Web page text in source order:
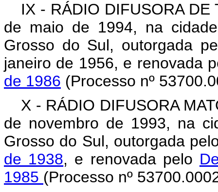
IX - RÁDIO DIFUSORA
de maio de 1994, na
Grosso do Sul, outorgada
janeiro de 1956, e renovada
de 1986 (Processo nº
X - RÁDIO DIFUSORA
de novembro de 1993, na
Grosso do Sul, outorgada
de 1938, e renovada pelo
1985 (Processo nº